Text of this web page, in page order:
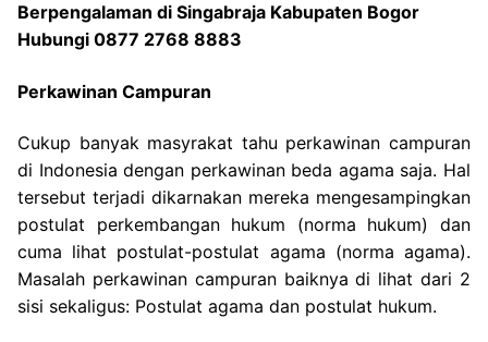
Berpengalaman di Singabraja Kabupaten Bogor
Hubungi 0877 2768 8883
Perkawinan Campuran
Cukup banyak masyrakat tahu perkawinan campuran
di Indonesia dengan perkawinan beda agama saja. Hal
tersebut terjadi dikarnakan mereka mengesampingkan
postulat perkembangan hukum (norma hukum) dan
cuma lihat postulat-postulat agama (norma agama).
Masalah perkawinan campuran baiknya di lihat dari 2
sisi sekaligus: Postulat agama dan postulat hukum.